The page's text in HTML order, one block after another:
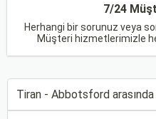
7/24
Herhangi bir sorunuz veya
Müşteri hizmetlerimizle
Tiran - Abbotsford